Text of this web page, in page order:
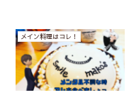
メイン料理はコレ！